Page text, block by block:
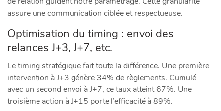
assure une communication ciblée et respectueuse.
Optimisation du timing : envoi des
relances J+3, J+7, etc.
Le timing stratégique fait toute la différence. Une première
intervention à J+3 génère 34% de règlements. Cumulé
avec un second envoi à J+7, ce taux atteint 67%. Une
troisième action à J+15 porte l’efficacité à 89%.